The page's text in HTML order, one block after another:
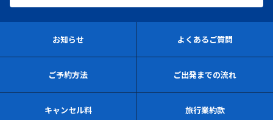
お知らせ よくあるご質問
ご予約方法 ご出発までの流れ
キャンセル料 旅行業約款